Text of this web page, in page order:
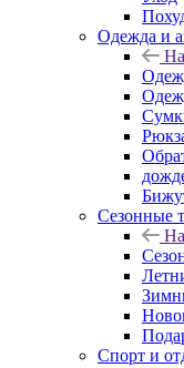
Одежда и
Сезонные
Спорт и